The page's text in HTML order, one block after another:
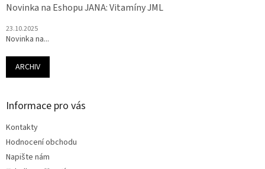
Novinka na Eshopu JANA: Vitamíny JML
23.10.2025
Novinka na...
ARCHIV
Informace pro vás
Kontakty
Hodnocení obchodu
Napište nám